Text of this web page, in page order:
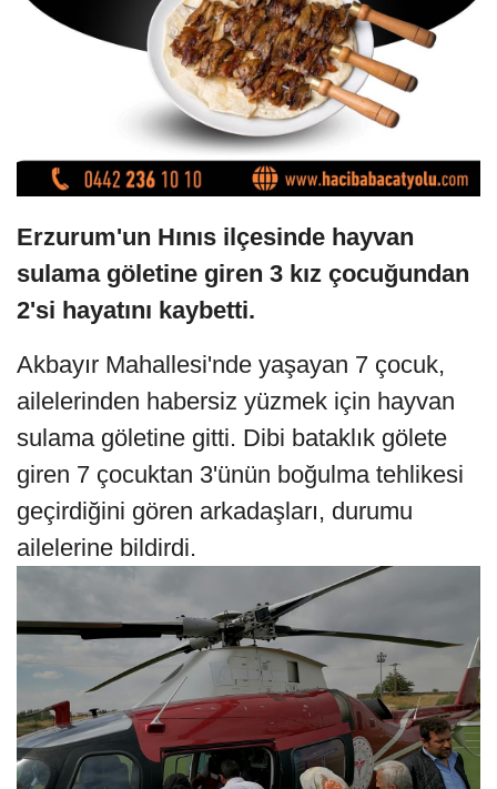
Erzurum'un Hınıs ilçesinde hayvan
sulama göletine giren 3 kız çocuğundan
2'si hayatını kaybetti.
Akbayır Mahallesi'nde yaşayan 7 çocuk,
ailelerinden habersiz yüzmek için hayvan
sulama göletine gitti. Dibi bataklık gölete
giren 7 çocuktan 3'ünün boğulma tehlikesi
geçirdiğini gören arkadaşları, durumu
ailelerine bildirdi.